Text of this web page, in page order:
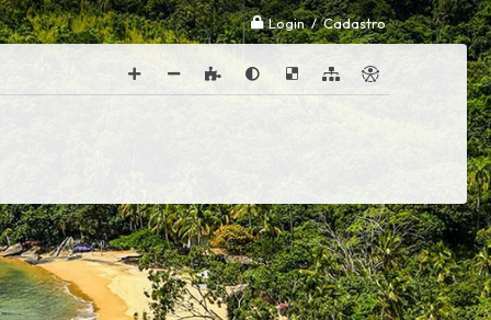
Login / Cadastro